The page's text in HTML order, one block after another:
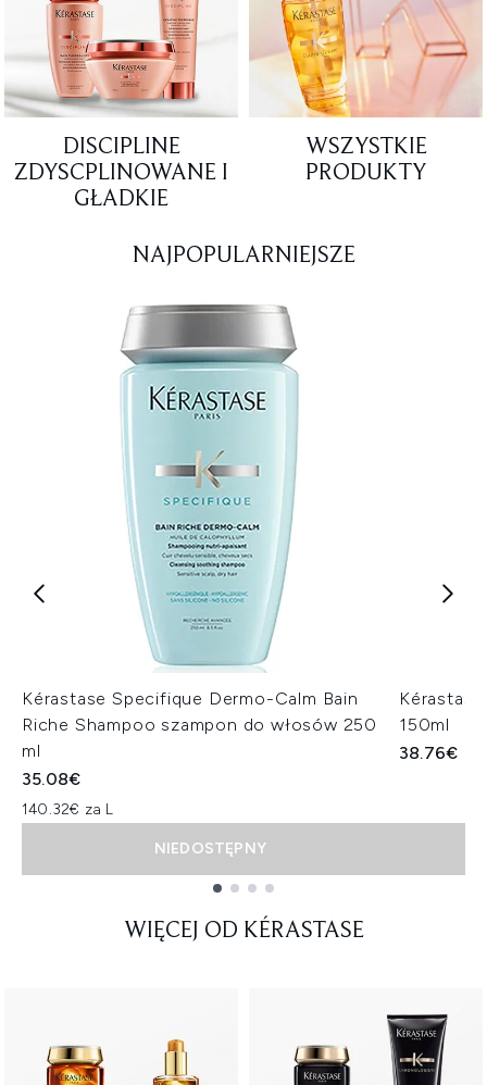
DISCIPLINE
ZDYSCPLINOWANE I
GŁADKIE
WSZYSTKIE
PRODUKTY
NAJPOPULARNIEJSZE
Kérastase Specifique Dermo-Calm Bain
Riche Shampoo szampon do włosów 250
ml
35.08€
140.32€ za L
NIEDOSTĘPNY
150ml
38.76€
WIĘCEJ OD KÉRASTASE